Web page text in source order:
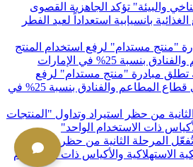
والبيئة" تؤكد الجاهزية القصوى
بانسيابية استعداداً لعيد الفطر
تطلق مبادرة "منتج مستدام" لرفع
استخدام المنتج المحلي في قطاع المطاعم والفنادق بنسبة 25%؜ في
تُفعّل المرحلة الثانية من حظر استيراد
الاستهلاكية والأكياس ذات الاستخدام